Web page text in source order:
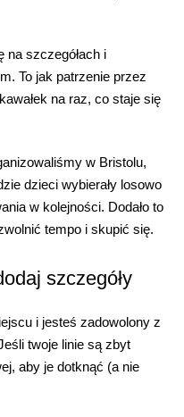
na szczegółach i
To jak patrzenie przez
na raz, co staje się
w Bristolu,
dzieci wybierały losowo
w kolejności. Dodało to
tempo i skupić się.
szczegóły
i jesteś zadowolony z
twoje linie są zbyt
aby je dotknąć (a nie